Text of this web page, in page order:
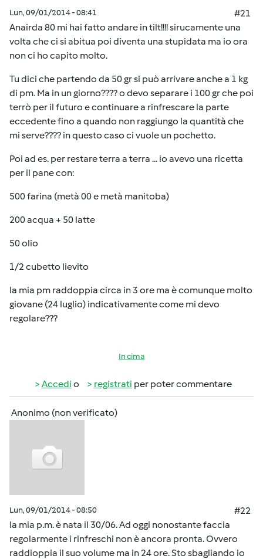
Lun, 09/01/2014 - 08:41
#21
Anairda 80 mi hai fatto andare in tilt!!!! sirucamente una
volta che ci si abitua poi diventa una stupidata ma io ora
non ci ho capito molto.
Tu dici che partendo da 50 gr si può arrivare anche a 1 kg
di pm. Ma in un giorno???? o devo separare i 100 gr che poi
terrò per il futuro e continuare a rinfrescare la parte
eccedente fino a quando non raggiungo la quantità che
mi serve???? in questo caso ci vuole un pochetto.
Poi ad es. per restare terra a terra ... io avevo una ricetta
per il pane con:
500 farina (metà 00 e metà manitoba)
200 acqua + 50 latte
50 olio
1/2 cubetto lievito
la mia pm raddoppia circa in 3 ore ma è comunque molto
giovane (24 luglio) indicativamente come mi devo
regolare???
In cima
Accedi o registrati per poter commentare
Anonimo (non verificato)
Lun, 09/01/2014 - 08:50
#22
la mia p.m. è nata il 30/06. Ad oggi nonostante faccia
regolarmente i rinfreschi non è ancora pronta. Ovvero
raddioppia il suo volume ma in 24 ore. Sto sbagliando io